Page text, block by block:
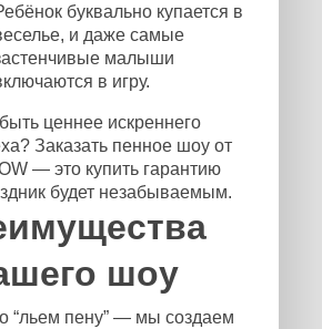
буквально купается в
и даже самые
малыши
в игру.
ценнее искреннего
Заказать пенное шоу от
— это купить гарантию
будет незабываемым.
шоу
“льем пену” — мы создаем